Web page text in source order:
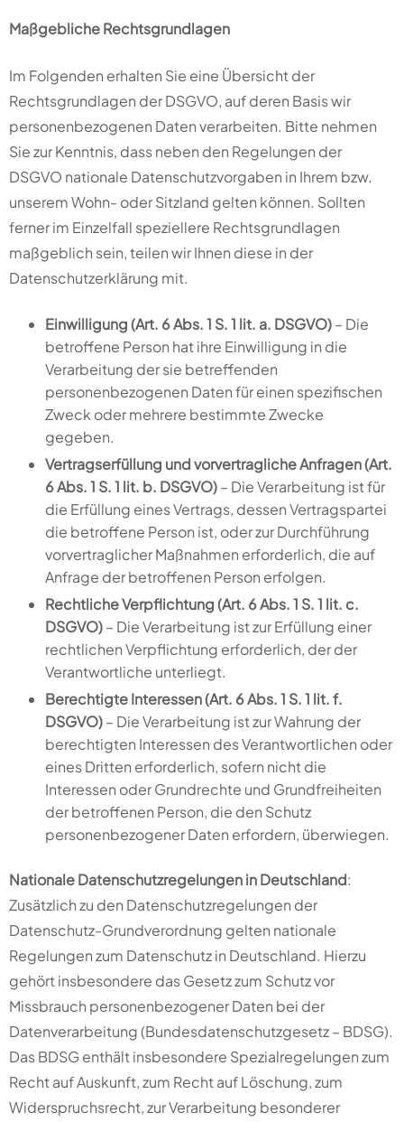
Maßgebliche Rechtsgrundlagen
Im Folgenden erhalten Sie eine Übersicht der
Rechtsgrundlagen der DSGVO, auf deren Basis wir
personenbezogenen Daten verarbeiten. Bitte nehmen
Sie zur Kenntnis, dass neben den Regelungen der
DSGVO nationale Datenschutzvorgaben in Ihrem bzw.
unserem Wohn- oder Sitzland gelten können. Sollten
ferner im Einzelfall speziellere Rechtsgrundlagen
maßgeblich sein, teilen wir Ihnen diese in der
Datenschutzerklärung mit.
Einwilligung (Art. 6 Abs. 1 S. 1 lit. a. DSGVO)– Die
betroffene Person hat ihre Einwilligung in die
Verarbeitung der sie betreffenden
personenbezogenen Daten für einen spezifischen
Zweck oder mehrere bestimmte Zwecke
gegeben.
Vertragserfüllung und vorvertragliche Anfragen (Art.
6 Abs. 1 S. 1 lit. b. DSGVO)– Die Verarbeitung ist für
die Erfüllung eines Vertrags, dessen Vertragspartei
die betroffene Person ist, oder zur Durchführung
vorvertraglicher Maßnahmen erforderlich, die auf
Anfrage der betroffenen Person erfolgen.
Rechtliche Verpflichtung (Art. 6 Abs. 1 S. 1 lit. c.
DSGVO)– Die Verarbeitung ist zur Erfüllung einer
rechtlichen Verpflichtung erforderlich, der der
Verantwortliche unterliegt.
Berechtigte Interessen (Art. 6 Abs. 1 S. 1 lit. f.
DSGVO)– Die Verarbeitung ist zur Wahrung der
berechtigten Interessen des Verantwortlichen oder
eines Dritten erforderlich, sofern nicht die
Interessen oder Grundrechte und Grundfreiheiten
der betroffenen Person, die den Schutz
personenbezogener Daten erfordern, überwiegen.
Nationale Datenschutzregelungen in Deutschland:
Zusätzlich zu den Datenschutzregelungen der
Datenschutz-Grundverordnung gelten nationale
Regelungen zum Datenschutz in Deutschland. Hierzu
gehört insbesondere das Gesetz zum Schutz vor
Missbrauch personenbezogener Daten bei der
Datenverarbeitung (Bundesdatenschutzgesetz – BDSG).
Das BDSG enthält insbesondere Spezialregelungen zum
Recht auf Auskunft, zum Recht auf Löschung, zum
Widerspruchsrecht, zur Verarbeitung besonderer